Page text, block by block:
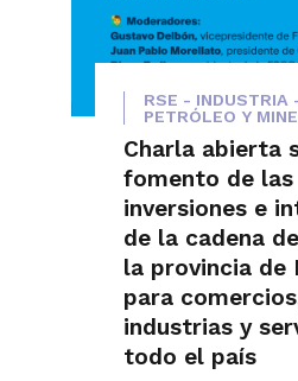
RSE - INDUSTRIA
PETRÓLEO Y
Charla abierta
fomento de las
inversiones e
de la cadena
la provincia de
para
industrias y
todo el país